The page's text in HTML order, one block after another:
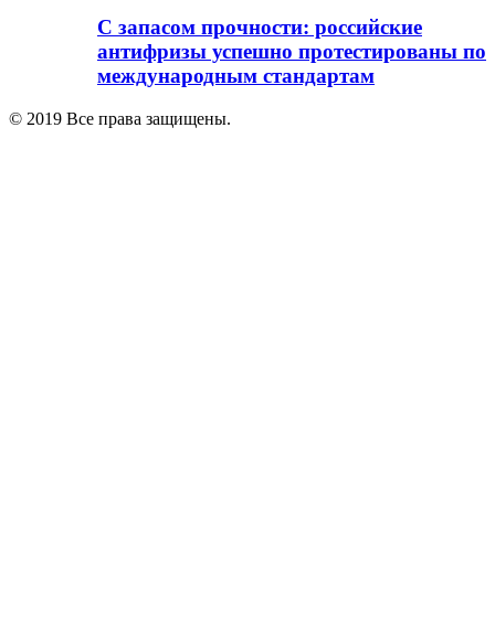
С запасом прочности: российские
антифризы успешно протестированы по
международным стандартам
© 2019 Все права защищены.